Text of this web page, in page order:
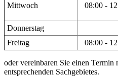
Mittwoch 08:00 -
Donnerstag
Freitag
08:00 -
oder vereinbaren Sie einen Termin
entsprechenden Sachgebietes.